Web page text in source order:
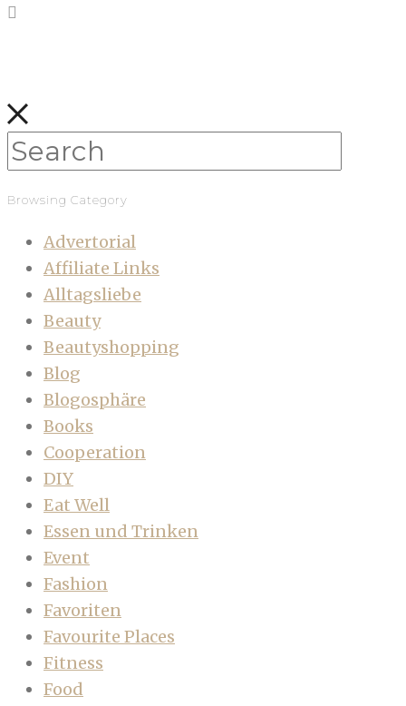
Browsing Category
Advertorial
Affiliate Links
Alltagsliebe
Beauty
Beautyshopping
Blog
Blogosphäre
Books
Cooperation
DIY
Eat Well
Essen und Trinken
Event
Fashion
Favoriten
Favourite Places
Fitness
Food